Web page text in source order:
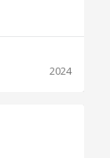
2024